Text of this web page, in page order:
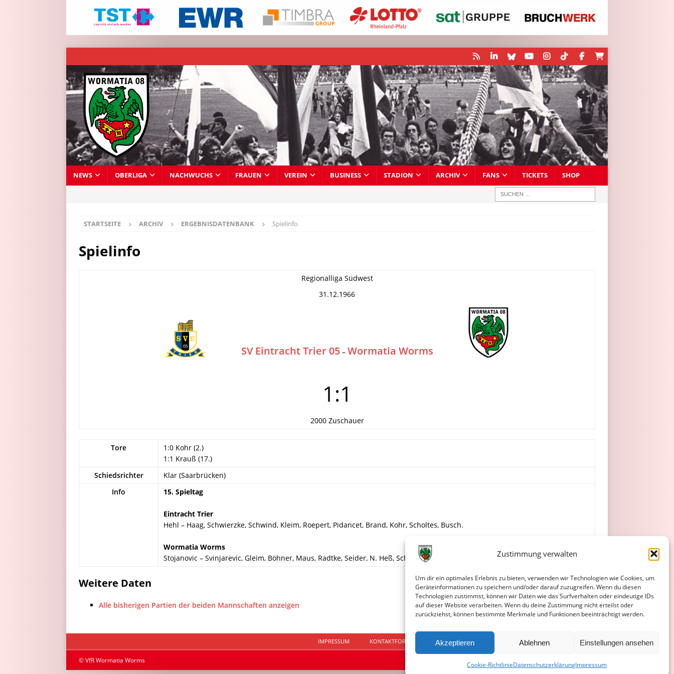
Zustimmung verwalten
Um dir ein optimales Erlebnis zu bieten, verwenden wir Technologien wie Cookies, um
Geräteinformationen zu speichern und/oder darauf zuzugreifen. Wenn du diesen
Technologien zustimmst, können wir Daten wie das Surfverhalten oder eindeutige IDs
auf dieser Website verarbeiten. Wenn du deine Zustimmung nicht erteilst oder
zurückziehst, können bestimmte Merkmale und Funktionen beeinträchtigt werden.
Akzeptieren Ablehnen Einstellungen ansehen
Cookie-RichtlinieDatenschutzerklärungImpressum
NEWS OBERLIGA NACHWUCHS FRAUEN VEREIN BUSINESS STADION ARCHIV FANS TICKETS SHOP
STARTSEITE ARCHIV ERGEBNISDATENBANK Spielinfo
Spielinfo
Regionalliga Südwest
31.12.1966
SV Eintracht Trier 05 – Wormatia Worms
1:1
2000 Zuschauer
Tore
1:0 Kohr (2.)
1:1 Krauß (17.)
Schiedsrichter
Klar (Saarbrücken)
Info
15. Spieltag
Eintracht Trier
Hehl – Haag, Schwierzke, Schwind, Kleim, Roepert, Pidancet, Brand, Kohr, Scholtes, Busch.
Wormatia Worms
Stojanovic – Svinjarevic, Gleim, Böhner, Maus, Radtke, Seider, N. Heß, Schmieh, Reuther, Krauß.
Weitere Daten
Alle bisherigen Partien der beiden Mannschaften anzeigen
IMPRESSUM KONTAKTFORMULAR DATENSCHUTZERKLÄRUNG COOKIE-RICHTLINIE (EU)
© VfR Wormatia Worms